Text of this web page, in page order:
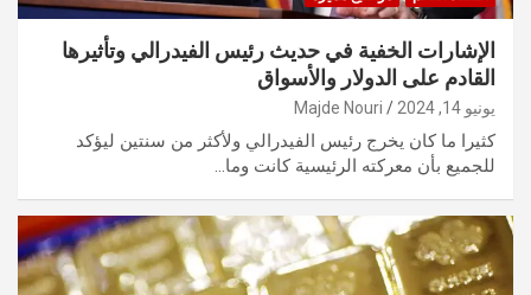
الإشارات الخفية في حديث رئيس الفيدرالي وتأثيرها
القادم على الدولار والأسواق
يونيو 14, 2024 Majde Nouri
كثيرا ما كان يخرج رئيس الفيدرالي ولأكثر من سنتين ليؤكد
للجميع بأن معركته الرئيسية كانت وما…